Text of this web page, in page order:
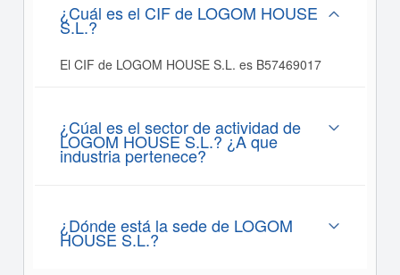
¿Cuál es el CIF de LOGOM HOUSE
S.L.?
El CIF de LOGOM HOUSE S.L. es B57469017
¿Cúal es el sector de actividad de
LOGOM HOUSE S.L.? ¿A que
industria pertenece?
¿Dónde está la sede de LOGOM
HOUSE S.L.?